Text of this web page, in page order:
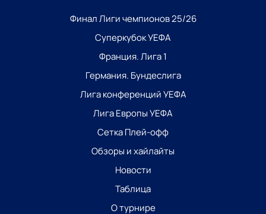
Финал Лиги чемпионов 25/26
Суперкубок УЕФА
Франция. Лига 1
Германия. Бундеслига
Лига конференций УЕФА
Лига Европы УЕФА
Сетка Плей-офф
Обзоры и хайлайты
Новости
Таблица
О турнире